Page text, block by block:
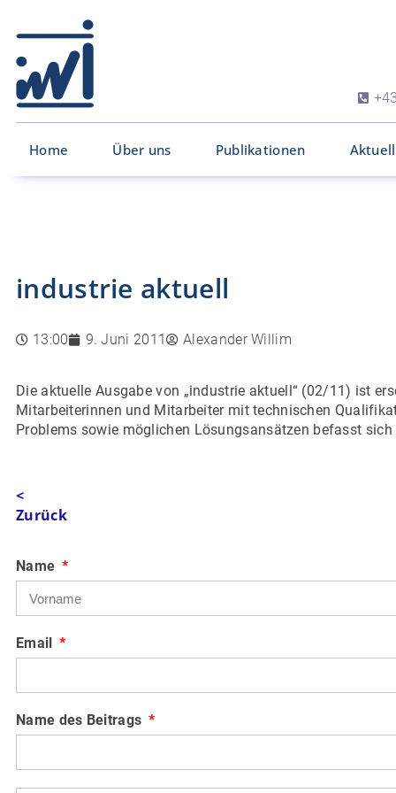
Home Über uns Publikationen
industrie aktuell
13:00 9. Juni 2011 Alexander Willim
Die aktuelle Ausgabe von „industrie aktuell“ (02/11) ist
Mitarbeiterinnen und Mitarbeiter mit technischen
Problems sowie möglichen Lösungsansätzen befasst
<
Zurück
Name
Email
Name des Beitrags